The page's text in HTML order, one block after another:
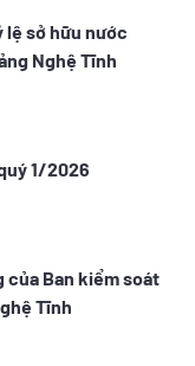
lệ sở hữu nước
Nghệ Tĩnh
1/2026
của Ban kiểm soát
Tĩnh